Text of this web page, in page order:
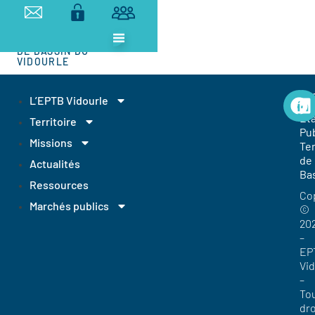
ETABLISSEMENT
DE BASSIN DU
VIDOURLE
L’EPTB Vidourle
Territoire
Missions
Actualités
Ressources
Marchés publics
de
©
–
–